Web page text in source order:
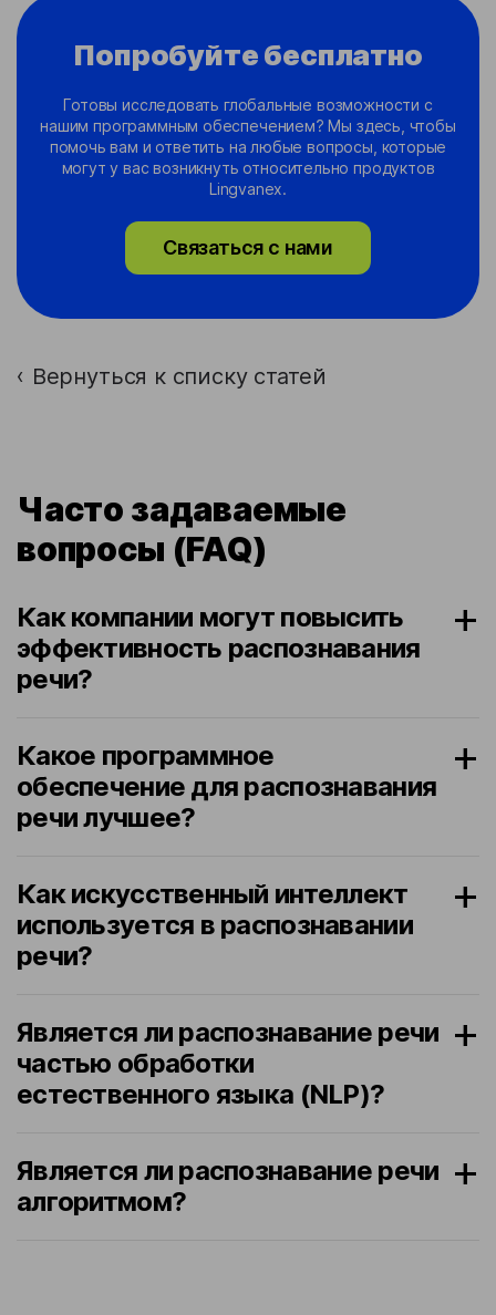
Попробуйте бесплатно
Готовы исследовать глобальные возможности с
нашим программным обеспечением? Мы здесь, чтобы
помочь вам и ответить на любые вопросы, которые
могут у вас возникнуть относительно продуктов
Lingvanex.
Связаться с нами
› Вернуться к списку статей
Часто задаваемые
вопросы (FAQ)
Как компании могут повысить
эффективность распознавания
речи?
Какое программное
обеспечение для распознавания
речи лучшее?
Как искусственный интеллект
используется в распознавании
речи?
Является ли распознавание речи
частью обработки
естественного языка (NLP)?
Является ли распознавание речи
алгоритмом?